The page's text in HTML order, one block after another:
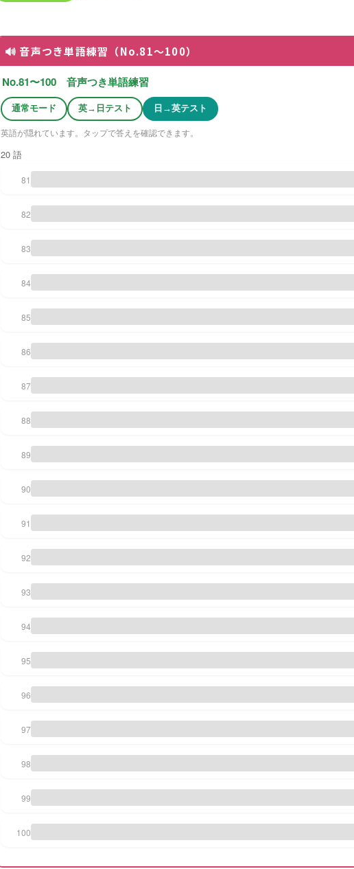
🔊 音声つき単語練習（No.81〜100）